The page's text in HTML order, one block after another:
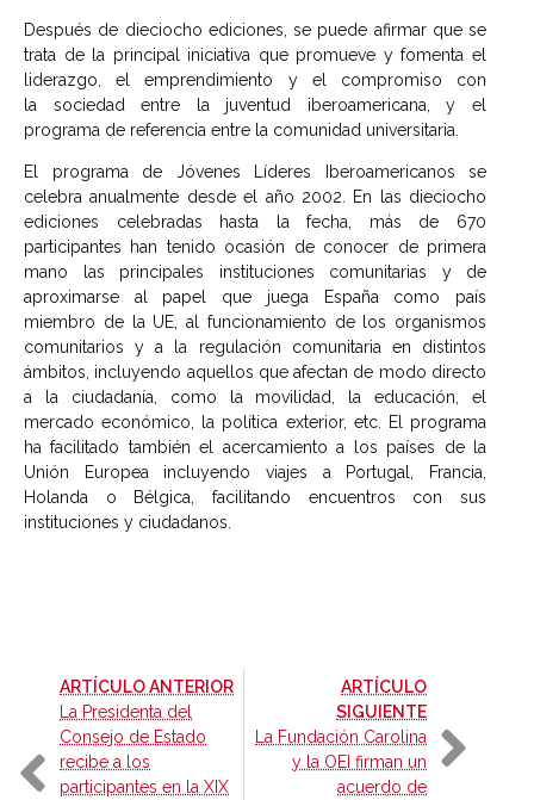
Después de dieciocho ediciones, se puede afirmar que se
trata de la principal iniciativa que promueve y fomenta el
liderazgo, el emprendimiento y el compromiso con
la sociedad entre la juventud iberoamericana, y el
programa de referencia entre la comunidad universitaria.
El programa de Jóvenes Líderes Iberoamericanos se
celebra anualmente desde el año 2002. En las dieciocho
ediciones celebradas hasta la fecha, más de 670
participantes han tenido ocasión de conocer de primera
mano las principales instituciones comunitarias y de
aproximarse al papel que juega España como país
miembro de la UE, al funcionamiento de los organismos
comunitarios y a la regulación comunitaria en distintos
ámbitos, incluyendo aquellos que afectan de modo directo
a la ciudadanía, como la movilidad, la educación, el
mercado económico, la política exterior, etc. El programa
ha facilitado también el acercamiento a los países de la
Unión Europea incluyendo viajes a Portugal, Francia,
Holanda o Bélgica, facilitando encuentros con sus
instituciones y ciudadanos.
ARTÍCULO ANTERIOR-
La Presidenta del
Consejo de Estado
recibe a los
participantes en la XIX
ARTÍCULO
SIGUIENTE-
La Fundación Carolina
y la OEI firman un
acuerdo de